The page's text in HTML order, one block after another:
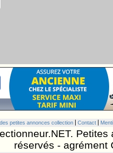
petites annonces collection Contact
réservés - agrément